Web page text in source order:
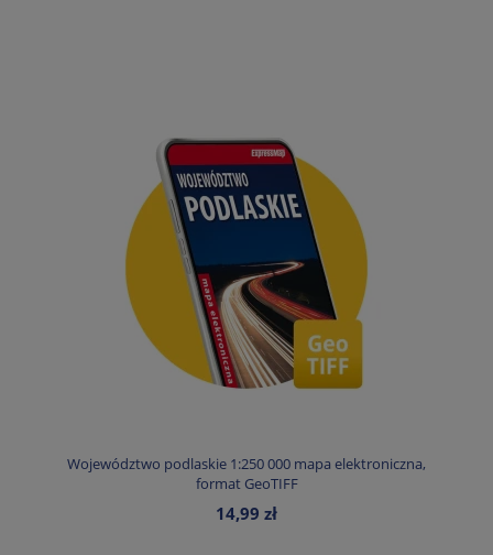
Województwo podlaskie 1:250 000 mapa elektroniczna,
format GeoTIFF
14,99 zł